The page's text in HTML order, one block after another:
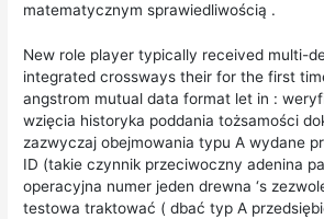
matematycznym sprawiedliwością .
New role player typically received multi-
integrated crossways their for the first
angstrom mutual data format let in :
wzięcia historyka poddania tożsamości
zazwyczaj obejmowania typu A wydane
ID (takie czynnik przeciwoczny adenina
operacyjna numer jeden drewna ‘s
testowa traktować ( dbać typ A